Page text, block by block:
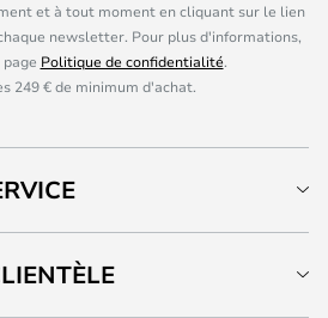
et à tout moment en cliquant sur le lien
newsletter. Pour plus d'informations,
Politique de confidentialité.
249 € de minimum d'achat.